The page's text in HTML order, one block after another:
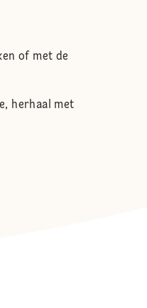
of met de
herhaal met